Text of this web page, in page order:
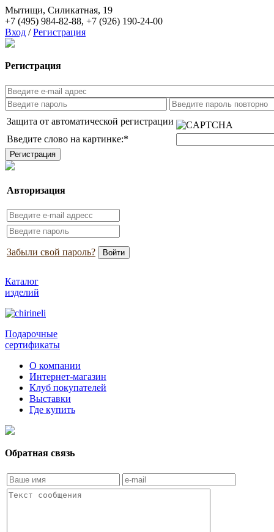
Мытищи, Силикатная, 19
+7 (495) 984-82-88, +7 (926) 190-24-00
Вход / Регистрация
Регистрация
Защита от автоматической регистрации
Введите слово на картинке:*
Авторизация
Забыли свой пароль?
Каталог
изделий
Подарочные
сертификаты
О компании
Интернет-магазин
Клуб покупателей
Выставки
Где купить
Обратная связь